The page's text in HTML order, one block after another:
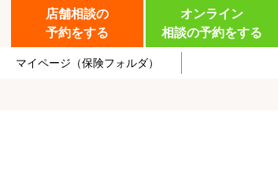
店舗相談の
予約をする
オンライン
相談の予約をする
マイページ （保険フォルダ）